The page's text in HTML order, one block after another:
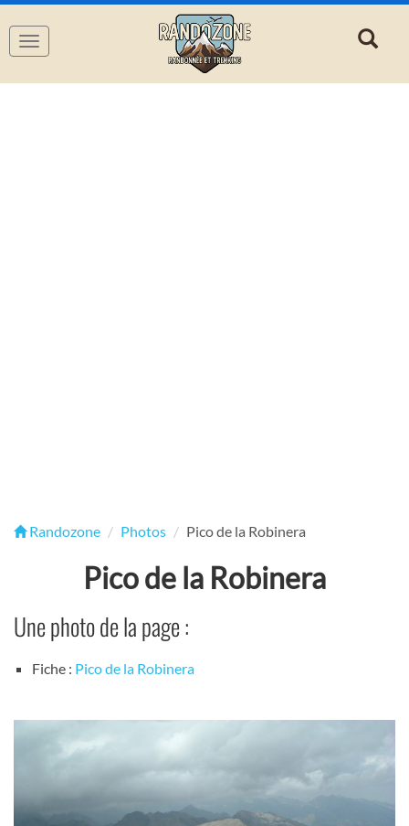
Navigation
Randozone Photos Pico de la Robinera
Pico de la Robinera
Une photo de la page :
Fiche : Pico de la Robinera